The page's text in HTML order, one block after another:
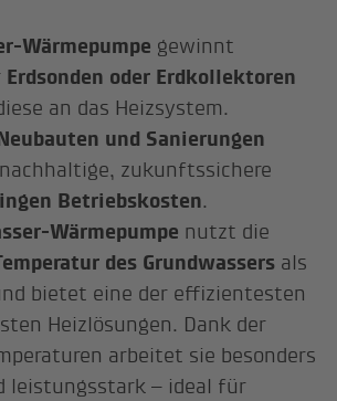
Wärmepumpe gewinnt
Erdsonden oder Erdkollektoren
an das Heizsystem.
und Sanierungen
zukunftssichere
Betriebskosten.
Wärmepumpe nutzt die
des Grundwassers als
bietet eine der effizientesten
Heizlösungen. Dank der
arbeitet sie besonders
leistungsstark – ideal für